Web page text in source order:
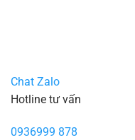
Chat Zalo
Hotline tư vấn
0936999 878